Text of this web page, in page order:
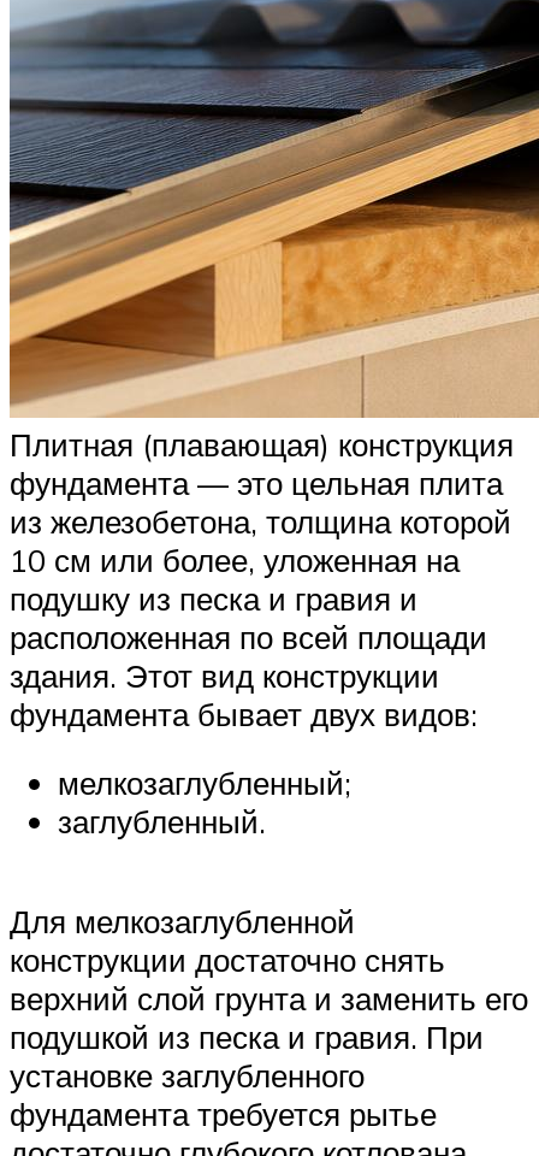
Плитная (плавающая) конструкция
фундамента — это цельная плита
из железобетона, толщина которой
10 см или более, уложенная на
подушку из песка и гравия и
расположенная по всей площади
здания. Этот вид конструкции
фундамента бывает двух видов:
мелкозаглубленный;
заглубленный.
Для мелкозаглубленной
конструкции достаточно снять
верхний слой грунта и заменить его
подушкой из песка и гравия. При
установке заглубленного
фундамента требуется рытье